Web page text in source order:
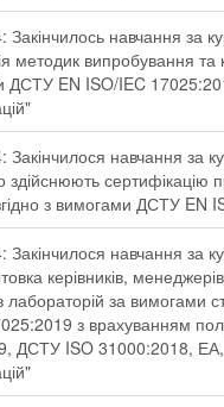
Закінчилось навчання за
методик випробування та
ДСТУ EN ISO/IEC
Закінчилося навчання за
здійснюють сертифікацію
з вимогами ДСТУ EN
Закінчилося навчання за
керівників,
лабораторій за вимогами
з врахуванням
ДСТУ ISO 31000:2018,